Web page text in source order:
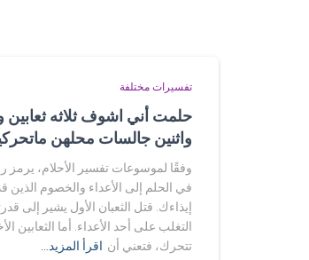
تفسيرات مختلفة
حلمت أني اشوف ثلاثه ثعابين
واثنين جالسات محلهن
وفقًا لموسوعات تفسير الأحلام، يرمز
في الحلم إلى الأعداء والخصوم الذين
إيذاءك. قتل الثعبان الأول يشير إلى
التغلب على أحد الأعداء. أما الثعابين
تتحرك، فتعني أن اقرأ المزيد…